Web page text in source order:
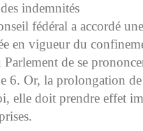
indemnités
fédéral a accordé
en vigueur du
de se
6. Or, la prolongation
elle doit prendre effet